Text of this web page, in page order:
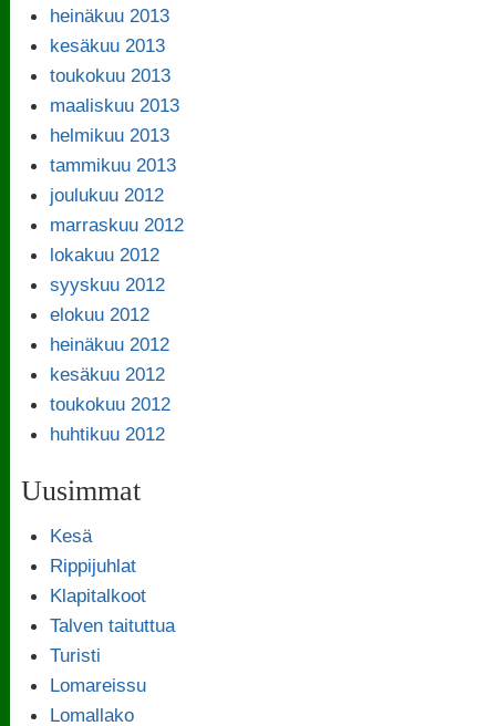
heinäkuu 2013
kesäkuu 2013
toukokuu 2013
maaliskuu 2013
helmikuu 2013
tammikuu 2013
joulukuu 2012
marraskuu 2012
lokakuu 2012
syyskuu 2012
elokuu 2012
heinäkuu 2012
kesäkuu 2012
toukokuu 2012
huhtikuu 2012
Uusimmat
Kesä
Rippijuhlat
Klapitalkoot
Talven taituttua
Turisti
Lomareissu
Lomallako